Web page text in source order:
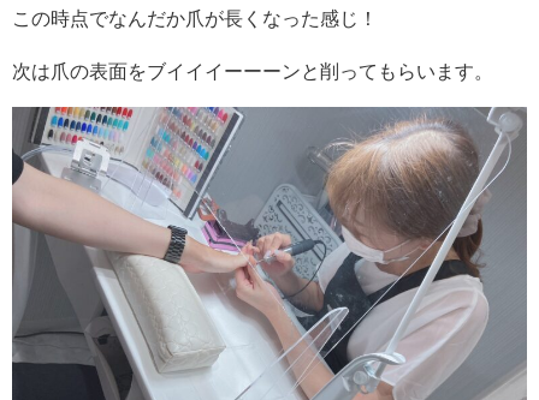
この時点でなんだか爪が長くなった感じ！
次は爪の表面をブイイイーーーンと削ってもらいます。